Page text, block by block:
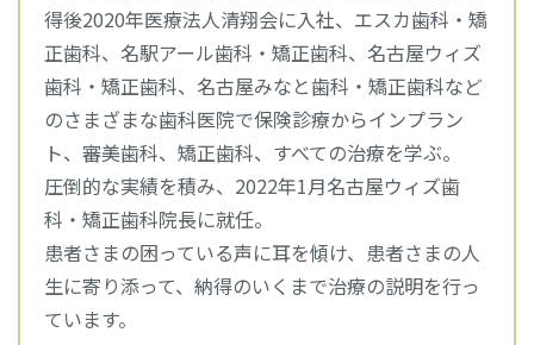
得後2020年医療法人清翔会に入社、エスカ歯科・矯
正歯科、名駅アール歯科・矯正歯科、名古屋ウィズ
歯科・矯正歯科、名古屋みなと歯科・矯正歯科など
のさまざまな歯科医院で保険診療からインプラン
ト、審美歯科、矯正歯科、すべての治療を学ぶ。
圧倒的な実績を積み、2022年1月名古屋ウィズ歯
科・矯正歯科院長に就任。
患者さまの困っている声に耳を傾け、患者さまの人
生に寄り添って、納得のいくまで治療の説明を行っ
ています。